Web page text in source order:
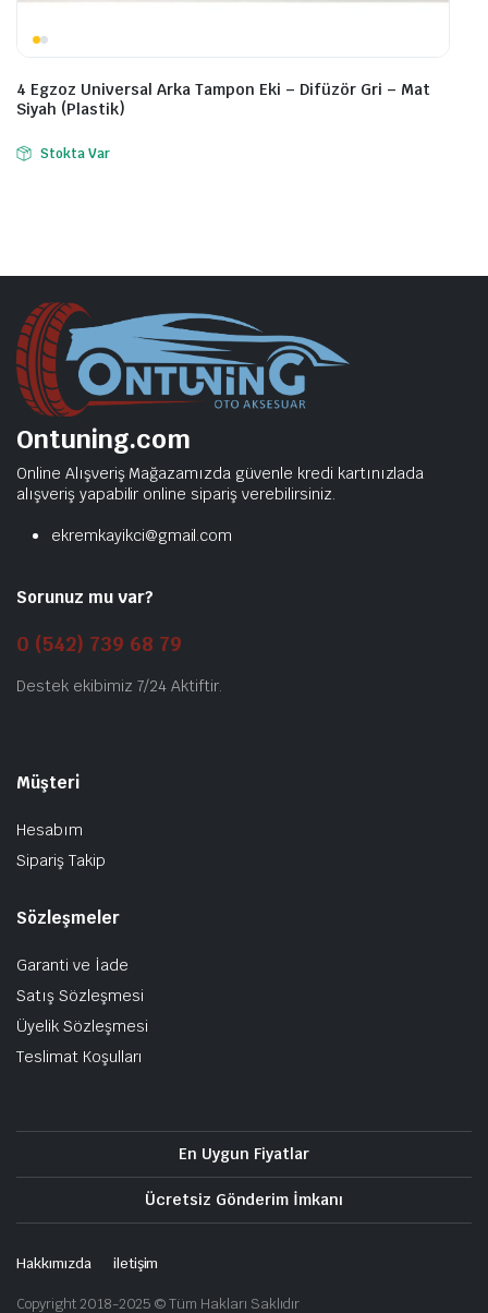
4 Egzoz Universal Arka Tampon Eki – Difüzör Gri – Mat
Siyah (Plastik)
Stokta Var
Ontuning.com
Online Alışveriş Mağazamızda güvenle kredi kartınızlada
alışveriş yapabilir online sipariş verebilirsiniz.
ekremkayikci@gmail.com
Sorunuz mu var?
0 (542) 739 68 79
Destek ekibimiz 7/24 Aktiftir.
Müşteri
Hesabım
Sipariş Takip
Sözleşmeler
Garanti ve İade
Satış Sözleşmesi
Üyelik Sözleşmesi
Teslimat Koşulları
En Uygun Fiyatlar
Ücretsiz Gönderim İmkanı
Hakkımızda iletişim
Copyright 2018-2025 © Tüm Hakları Saklıdır